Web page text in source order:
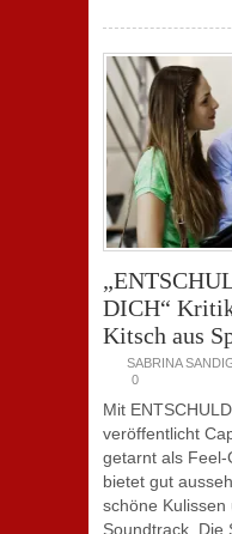
DICH“
Kitsch aus
SABRINA
0
Mit
veröffentlicht
getarnt als Feel-
bietet gut
schöne Kulissen
Soundtrack. Die